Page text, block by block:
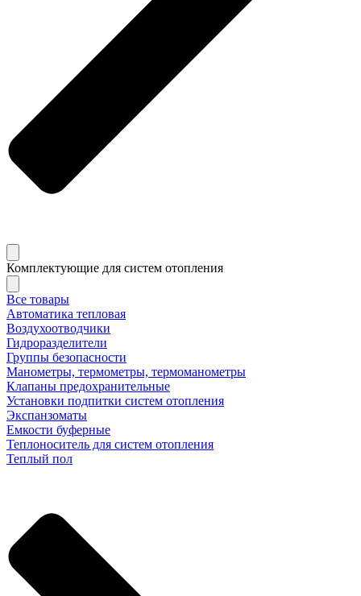
Комплектующие для систем отопления
Все товары
Автоматика тепловая
Воздухоотводчики
Гидроразделители
Группы безопасности
Манометры, термометры, термоманометры
Клапаны предохранительные
Установки подпитки систем отопления
Экспанзоматы
Емкости буферные
Теплоноситель для систем отопления
Теплый пол